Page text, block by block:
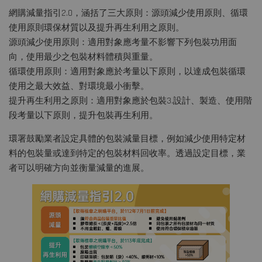
網購減量指引2.0，涵括了三大原則：源頭減少使用原則、循環
使用原則環保材質以及提升再生利用之原則。
源頭減少使用原則：適用對象應考量不影響下列包裝功用面
向，使用最少之包裝材料體積與重量。
循環使用原則：適用對象應於考量以下原則，以達成包裝循環
使用之最大效益、對環境最小衝擊。
提升再生利用之原則：適用對象應於包裝3.設計、製造、使用階
段考量以下原則，提升包裝再生利用。
環署鼓勵業者設定具體的包裝減量目標，例如減少使用特定材
料的包裝量或達到特定的包裝材料回收率。透過設定目標，業
者可以明確方向並衡量減量的進展。